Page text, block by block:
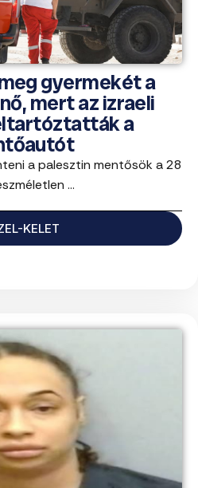
gyermekét a
mert az izraeli
a
a palesztin mentősök a 28
...
KELET